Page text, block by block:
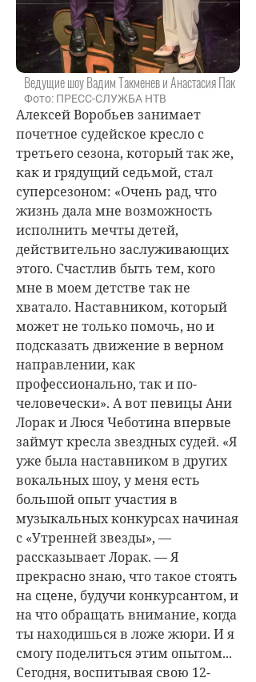
Ведущие шоу Вадим Такменев и Анастасия Пак
Фото: ПРЕСС-СЛУЖБА НТВ
Алексей Воробьев занимает
почетное судейское кресло с
третьего сезона, который так же,
как и грядущий седьмой, стал
суперсезоном: «Очень рад, что
жизнь дала мне возможность
исполнить мечты детей,
действительно заслуживающих
этого. Счастлив быть тем, кого
мне в моем детстве так не
хватало. Наставником, который
может не только помочь, но и
подсказать движение в верном
направлении, как
профессионально, так и по-
человечески». А вот певицыАни
ЛоракиЛюся Чеботинавпервые
займут кресла звездных судей. «Я
уже была наставником в других
вокальных шоу, у меня есть
большой опыт участия в
музыкальных конкурсах начиная
с «Утренней звезды», —
рассказывает Лорак. — Я
прекрасно знаю, что такое стоять
на сцене, будучи конкурсантом, и
на что обращать внимание, когда
ты находишься в ложе жюри. И я
смогу поделиться этим опытом...
Сегодня, воспитывая свою 12-